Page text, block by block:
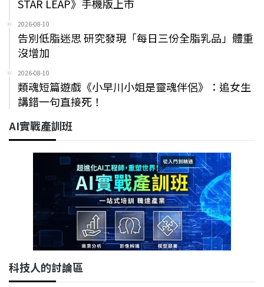
STAR LEAP》手機版上市
2026-08-10
告別低脂迷思 研究發現「每日三份全脂乳品」體重
沒增加
2026-08-10
類魂短篇遊戲《小早川小姐是靈魂伴侶》：追女生
講錯一句直接死！
AI實戰產訓班
科技人的討論區